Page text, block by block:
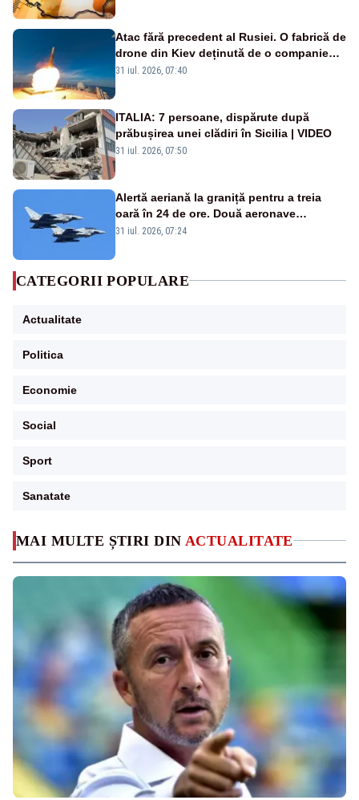
MAI MULTE ȘTIRI DIN ACTUALITATE
Atac fără precedent al Rusiei. O fabrică de
drone din Kiev deținută de o companie
americană, distrusă de o rachetă
31 iul. 2026, 07:40
ITALIA: 7 persoane, dispărute după
prăbușirea unei clădiri în Sicilia | VIDEO
31 iul. 2026, 07:50
Alertă aeriană la graniță pentru a treia
oară în 24 de ore. Două aeronave
Eurofighter britanice au fost ridicate de la
31 iul. 2026, 07:24
CATEGORII POPULARE
Actualitate
Politica
Economie
Social
Sport
Sanatate